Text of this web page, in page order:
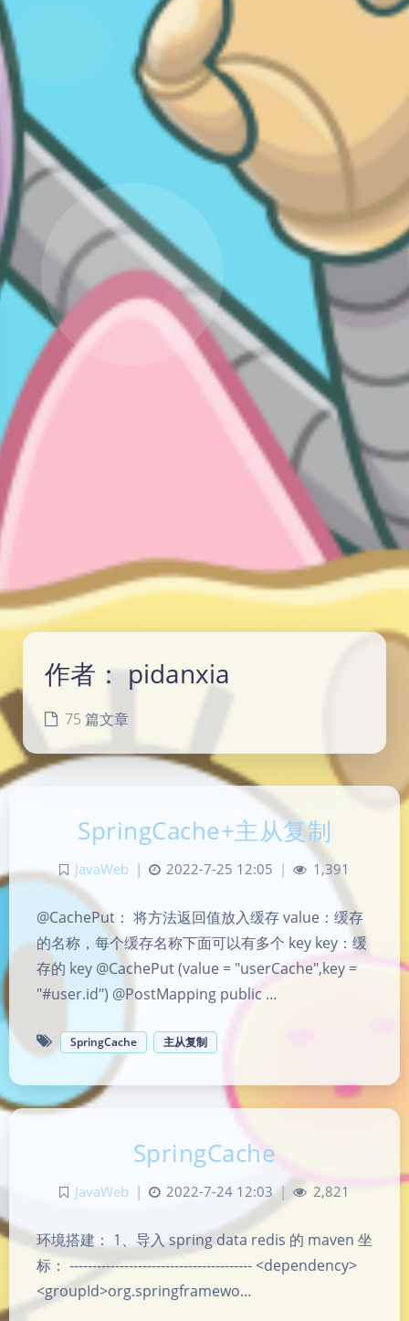
作者：pidanxia
75 篇文章
SpringCache+主从复制
JavaWeb | 2022-7-25 12:05 | 1,391
@CachePut： 将方法返回值放入缓存 value：缓存
的名称，每个缓存名称下面可以有多个 key key：缓
存的 key @CachePut (value = "userCache",key =
"#user.id") @PostMapping public …
SpringCache 主从复制
SpringCache
JavaWeb | 2022-7-24 12:03 | 2,821
环境搭建： 1、导入 spring data redis 的 maven 坐
标： ---------------------------------------- <dependency>
<groupId>org.springframewo…